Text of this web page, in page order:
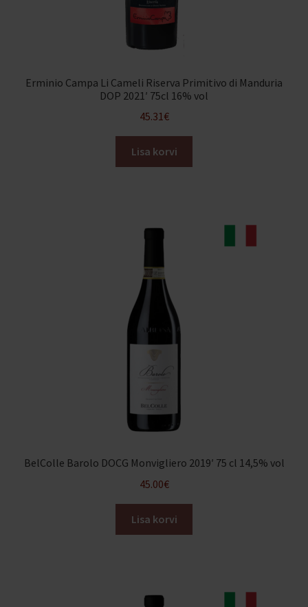
Erminio Campa Li Cameli Riserva Primitivo di Manduria
DOP 2021′ 75cl 16% vol
45.31€
Lisa korvi
BelColle Barolo DOCG Monvigliero 2019′ 75 cl 14,5% vol
45.00€
Lisa korvi